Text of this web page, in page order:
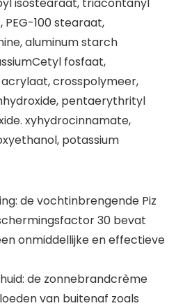
isostearaat, triacontanyl
PEG-100 stearaat,
aluminum starch
fosfaat,
crosspolymeer,
pentaerythrityl
xyhydrocinnamate,
potassium
de vochtinbrengende Piz
30 bevat
onmiddellijke en effectieve
de zonnebrandcrème
van buitenaf zoals